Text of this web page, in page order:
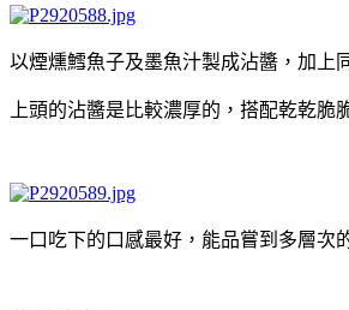
以煙燻鱈魚子及墨魚汁製成沾醬，加上
上頭的沾醬是比較濃厚的，搭配乾乾脆
一口吃下的口感最好，能品嘗到多層次